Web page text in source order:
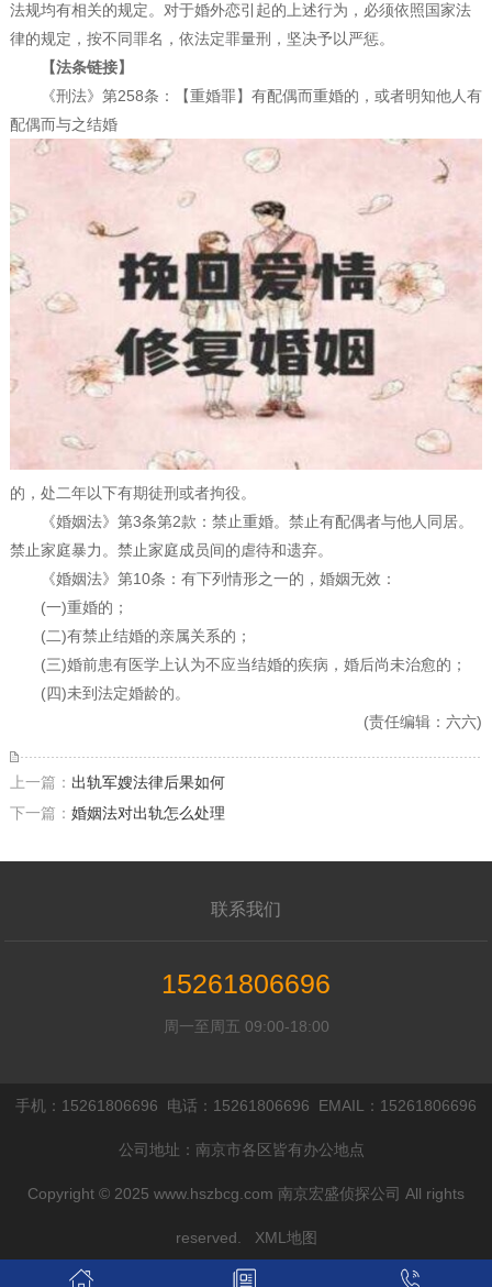
法规均有相关的规定。对于婚外恋引起的上述行为，必须依照国家法
律的规定，按不同罪名，依法定罪量刑，坚决予以严惩。
【法条链接】
《刑法》第258条：【重婚罪】有配偶而重婚的，或者明知他人有
配偶而与之结婚
的，处二年以下有期徒刑或者拘役。
《婚姻法》第3条第2款：禁止重婚。禁止有配偶者与他人同居。
禁止家庭暴力。禁止家庭成员间的虐待和遗弃。
《婚姻法》第10条：有下列情形之一的，婚姻无效：
(一)重婚的；
(二)有禁止结婚的亲属关系的；
(三)婚前患有医学上认为不应当结婚的疾病，婚后尚未治愈的；
(四)未到法定婚龄的。
(责任编辑：六六)
上一篇： 出轨军嫂法律后果如何
下一篇： 婚姻法对出轨怎么处理
联系我们
15261806696
周一至周五 09:00-18:00
手机：15261806696 电话：15261806696 EMAIL：15261806696
公司地址：南京市各区皆有办公地点
Copyright © 2025 www.hszbcg.com 南京宏盛侦探公司 All rights
reserved. XML地图